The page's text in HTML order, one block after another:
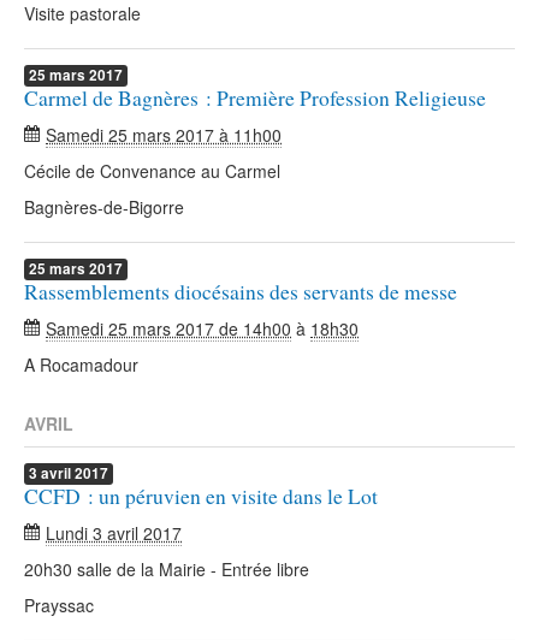
Visite pastorale
25 mars 2017
Carmel de Bagnères : Première Profession Religieuse
Samedi 25 mars 2017 à 11h00
Cécile de Convenance au Carmel
Bagnères-de-Bigorre
25 mars 2017
Rassemblements diocésains des servants de messe
Samedi 25 mars 2017 de 14h00 à 18h30
A Rocamadour
AVRIL
3 avril2017
CCFD : un péruvien en visite dans le Lot
Lundi 3 avril 2017
20h30 salle de la Mairie - Entrée libre
Prayssac